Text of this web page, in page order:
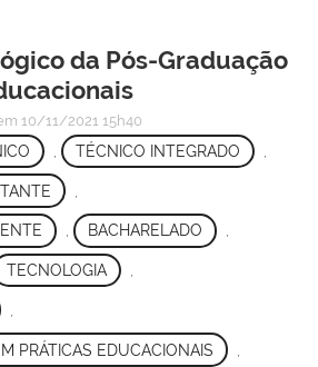
da Pós-Graduação
10/11/2021 15h40
TÉCNICO INTEGRADO
, BACHARELADO ,
TECNOLOGIA
PRÁTICAS EDUCACIONAIS